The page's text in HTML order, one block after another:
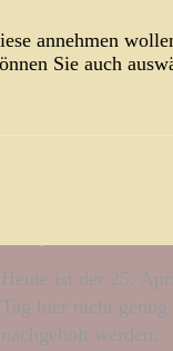
25. April 2015
Weiterlesen...
Heute ist der 25.
Tag hier nicht
nachgeholt werden.
annehmen
Sie auch